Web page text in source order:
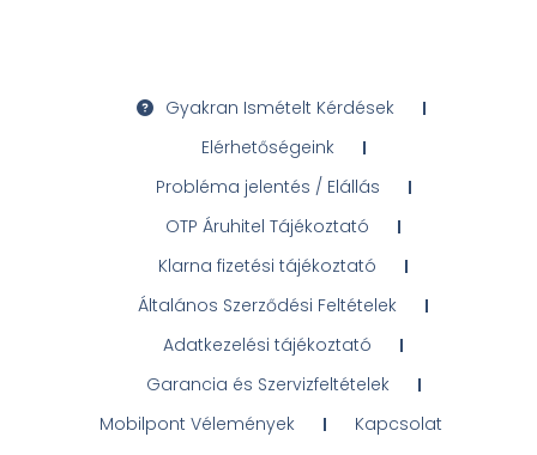
Gyakran Ismételt Kérdések
Elérhetőségeink
Probléma jelentés / Elállás
OTP Áruhitel Tájékoztató
Klarna fizetési tájékoztató
Általános Szerződési Feltételek
Adatkezelési tájékoztató
Garancia és Szervizfeltételek
Mobilpont Vélemények
Kapcsolat